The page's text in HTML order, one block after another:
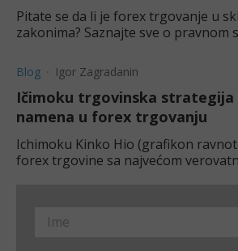
Pitate se da li je forex trgovanje u
zakonima? Saznajte sve o pravnom
Blog Igor Zagradanin
Ičimoku trgovinska strategija
namena u forex trgovanju
Ichimoku Kinko Hio (grafikon
forex trgovine sa najvećom